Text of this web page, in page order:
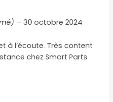
– 30 octobre 2024
à l’écoute. Très content
chez Smart Parts